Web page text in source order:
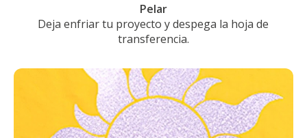
Pelar
Deja enfriar tu proyecto y despega la hoja de
transferencia.